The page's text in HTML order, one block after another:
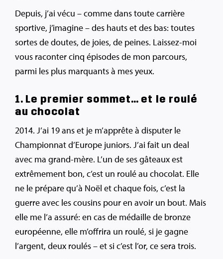
Depuis, j’ai vécu – comme dans toute carrière
sportive, j’imagine – des hauts et des bas: toutes
sortes de doutes, de joies, de peines. Laissez-moi
vous raconter cinq épisodes de mon parcours,
parmi les plus marquants à mes yeux.
1. Le premier sommet… et le roulé
au chocolat
2014. J’ai 19 ans et je m’apprête à disputer le
Championnat d’Europe juniors. J’ai fait un deal
avec ma grand-mère. L’un de ses gâteaux est
extrêmement bon, c’est un roulé au chocolat. Elle
ne le prépare qu’à Noël et chaque fois, c’est la
guerre avec les cousins pour en avoir un bout. Mais
elle me l’a assuré: en cas de médaille de bronze
européenne, elle m’offrira un roulé, si je gagne
l’argent, deux roulés – et si c’est l’or, ce sera trois.